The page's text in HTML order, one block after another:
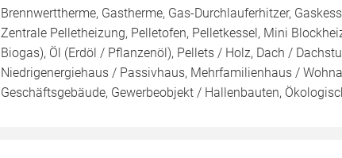
Brennwerttherme, Gastherme, Gas-Durchlauferhitzer,
Zentrale Pelletheizung, Pelletofen, Pelletkessel, Mini
Biogas), Öl (Erdöl / Pflanzenöl), Pellets / Holz, Dach /
Niedrigenergiehaus / Passivhaus, Mehrfamilienhaus /
Geschäftsgebäude, Gewerbeobjekt / Hallenbauten,